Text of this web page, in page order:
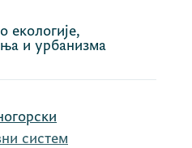
екологије,
и урбанизма
систем